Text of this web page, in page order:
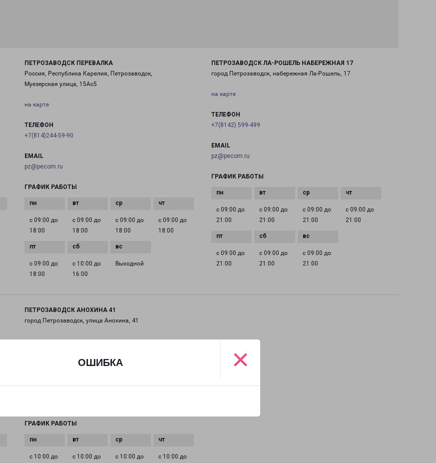
ОШИБКА ×
ПЕТРОЗАВОДСК ПЕРЕВАЛКА
Россия, Республика Карелия, Петрозаводск,
Муезерская улица, 15Ас5
на карте
ТЕЛЕФОН
+7(814)244-59-90
EMAIL
pz@pecom.ru
ГРАФИК РАБОТЫ
с 09:00 до
18:00
с 09:00 до
18:00
с 09:00 до
18:00
с 09:00 до
18:00
с 09:00 до
18:00
с 10:00 до
16:00
Выходной
ПЕТРОЗАВОДСК ЛА-РОШЕЛЬ НАБЕРЕЖНАЯ 17
город Петрозаводск, набережная Ла-Рошель, 17
на карте
ТЕЛЕФОН
+7(8142) 599-499
EMAIL
pz@pecom.ru
ГРАФИК РАБОТЫ
с 09:00 до
21:00
с 09:00 до
21:00
с 09:00 до
21:00
с 09:00 до
21:00
с 09:00 до
21:00
с 09:00 до
21:00
с 09:00 до
21:00
ПЕТРОЗАВОДСК АНОХИНА 41
город Петрозаводск, улица Анохина, 41
на карте
ГРАФИК РАБОТЫ
с 10:00 до
с 10:00 до
с 10:00 до
с 10:00 до